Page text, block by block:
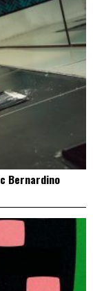
Bernardino